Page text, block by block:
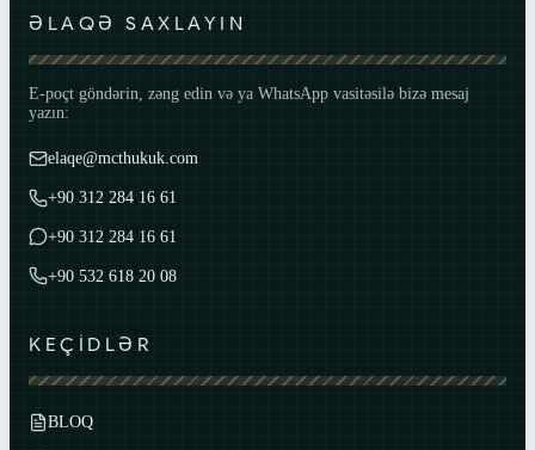
ƏLAQƏ SAXLAYIN
E-poçt göndərin, zəng edin və ya WhatsApp vasitəsilə bizə mesaj
yazın:
elaqe@mcthukuk.com
+90 312 284 16 61
+90 312 284 16 61
+90 532 618 20 08
KEÇİDLƏR
BLOQ